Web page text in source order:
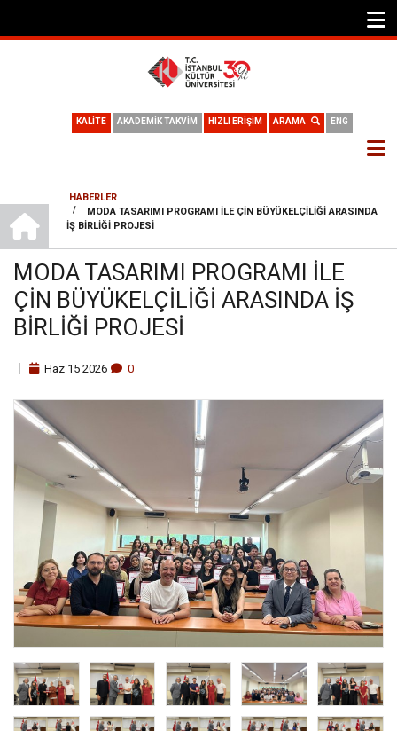
ENG
ARAMA
HIZLI ERİŞİM
AKADEMİK TAKVİM
KALİTE
SAYFA
YOLU
HABERLER
/
MODA TASARIMI PROGRAMI ILE ÇIN BÜYÜKELÇILIĞI ARASINDA
İŞ BIRLIĞI PROJESI
MODA TASARIMI PROGRAMI ILE
ÇIN BÜYÜKELÇILIĞI ARASINDA İŞ
BIRLIĞI PROJESI
Haz 15 2026 0